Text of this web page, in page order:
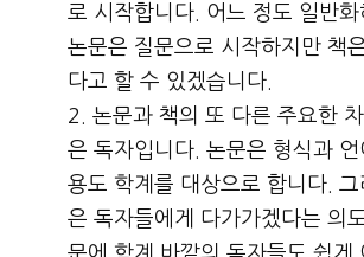
로 시작합니다. 어느 정도 일반화
논문은 질문으로 시작하지만 책
다고 할 수 있겠습니다.
논문과 책의 또 다른 주요한
은 독자입니다. 논문은 형식과 언
용도 학계를 대상으로 합니다.
은 독자들에게 다가가겠다는 의